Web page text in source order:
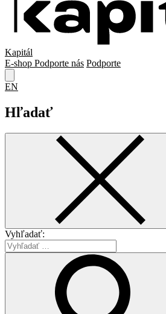
Kapitál
E-shop Podporte nás Podporte
EN
Hľadať
Vyhľadať: